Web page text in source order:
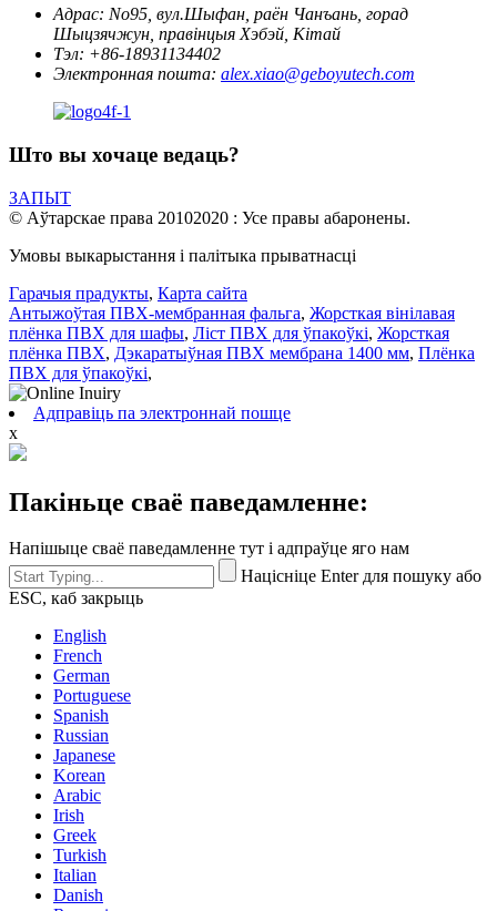
Адрас: No95, вул.Шыфан, раён Чанъань, горад
Шыцзячжун, правінцыя Хэбэй, Кітай
Тэл: +86-18931134402
Электронная пошта: alex.xiao@geboyutech.com
Што вы хочаце ведаць?
ЗАПЫТ
© Аўтарскае права 20102020 : Усе правы абаронены.
Умовы выкарыстання і палітыка прыватнасці
Гарачыя прадукты, Карта сайта
Антыжоўтая ПВХ-мембранная фальга, Жорсткая вінілавая
плёнка ПВХ для шафы, Ліст ПВХ для ўпакоўкі, Жорсткая
плёнка ПВХ, Дэкаратыўная ПВХ мембрана 1400 мм, Плёнка
ПВХ для ўпакоўкі,
Адправіць па электроннай пошце
x
Пакіньце сваё паведамленне:
Напішыце сваё паведамленне тут і адпраўце яго нам
Націсніце Enter для пошуку або
ESC, каб закрыць
English
French
German
Portuguese
Spanish
Russian
Japanese
Korean
Arabic
Irish
Greek
Turkish
Italian
Danish